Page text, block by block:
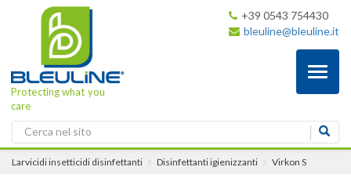
Protecting what you
care
+39 0543 754430
bleuline@bleuline.it
Larvicidi insetticidi disinfettanti Disinfettanti igienizzanti Virkon S